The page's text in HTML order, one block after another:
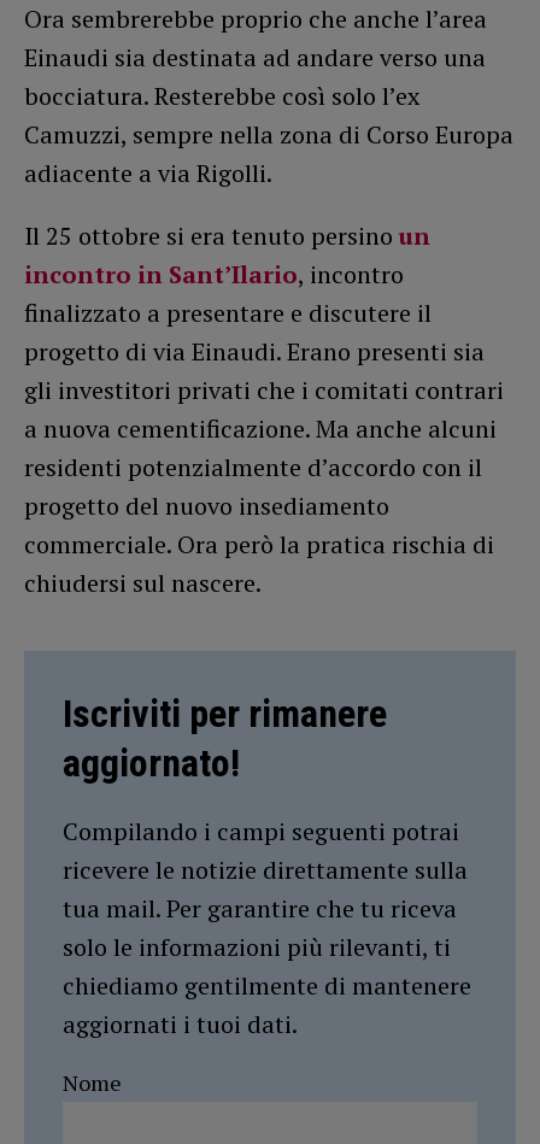
Ora sembrerebbe proprio che anche l’area
Einaudi sia destinata ad andare verso una
bocciatura. Resterebbe così solo l’ex
Camuzzi, sempre nella zona di Corso Europa
adiacente a via Rigolli.
Il 25 ottobre si era tenuto persino un
incontro in Sant’Ilario, incontro
finalizzato a presentare e discutere il
progetto di via Einaudi. Erano presenti sia
gli investitori privati che i comitati contrari
a nuova cementificazione. Ma anche alcuni
residenti potenzialmente d’accordo con il
progetto del nuovo insediamento
commerciale. Ora però la pratica rischia di
chiudersi sul nascere.
Iscriviti per rimanere
aggiornato!
Compilando i campi seguenti potrai
ricevere le notizie direttamente sulla
tua mail. Per garantire che tu riceva
solo le informazioni più rilevanti, ti
chiediamo gentilmente di mantenere
aggiornati i tuoi dati.
Nome